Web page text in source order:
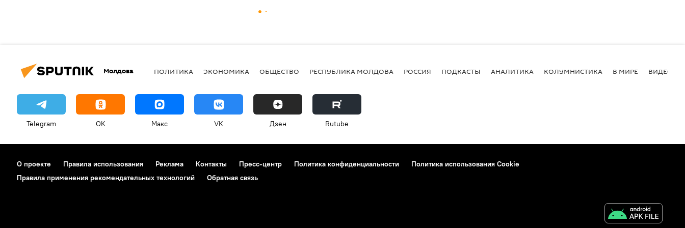
Молдова ПОЛИТИКА ЭКОНОМИКА ОБЩЕСТВО РЕСПУБЛИКА МОЛДОВА РОССИЯ ПОДКАСТЫ АНАЛИТИКА КОЛУМНИСТИКА В МИРЕ ВИДЕО
Telegram OK Макс VK Дзен Rutube
О проекте Правила использования Реклама Контакты Пресс-центр Политика конфиденциальности
Политика использования Cookie
Правила применения рекомендательных технологий
Обратная связь